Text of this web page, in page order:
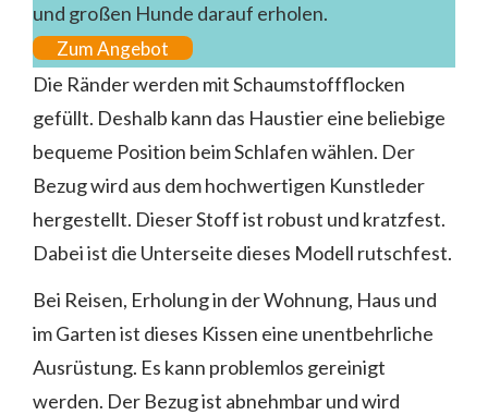
und großen Hunde darauf erholen.
Zum Angebot
Die Ränder werden mit Schaumstoffflocken
gefüllt. Deshalb kann das Haustier eine beliebige
bequeme Position beim Schlafen wählen. Der
Bezug wird aus dem hochwertigen Kunstleder
hergestellt. Dieser Stoff ist robust und kratzfest.
Dabei ist die Unterseite dieses Modell rutschfest.
Bei Reisen, Erholung in der Wohnung, Haus und
im Garten ist dieses Kissen eine unentbehrliche
Ausrüstung. Es kann problemlos gereinigt
werden. Der Bezug ist abnehmbar und wird